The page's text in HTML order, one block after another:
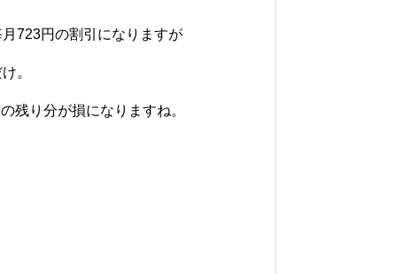
723円の割引になりますが
。
残り分が損になりますね。